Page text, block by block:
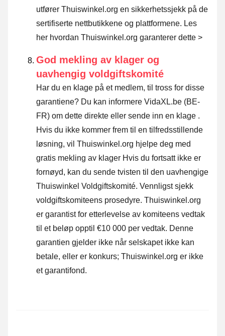
utfører Thuiswinkel.org en sikkerhetssjekk på de
sertifiserte nettbutikkene og plattformene. Les
her hvordan Thuiswinkel.org garanterer dette >
God mekling av klager og
uavhengig voldgiftskomité
Har du en klage på et medlem, til tross for disse
garantiene? Du kan informere VidaXL.be (BE-
FR) om dette direkte eller sende inn en klage .
Hvis du ikke kommer frem til en tilfredsstillende
løsning, vil Thuiswinkel.org hjelpe deg med
gratis mekling av klager Hvis du fortsatt ikke er
fornøyd, kan du sende tvisten til den uavhengige
Thuiswinkel Voldgiftskomité. Vennligst sjekk
voldgiftskomiteens prosedyre. Thuiswinkel.org
er garantist for etterlevelse av komiteens vedtak
til et beløp opptil €10 000 per vedtak. Denne
garantien gjelder ikke når selskapet ikke kan
betale, eller er konkurs; Thuiswinkel.org er ikke
et garantifond.